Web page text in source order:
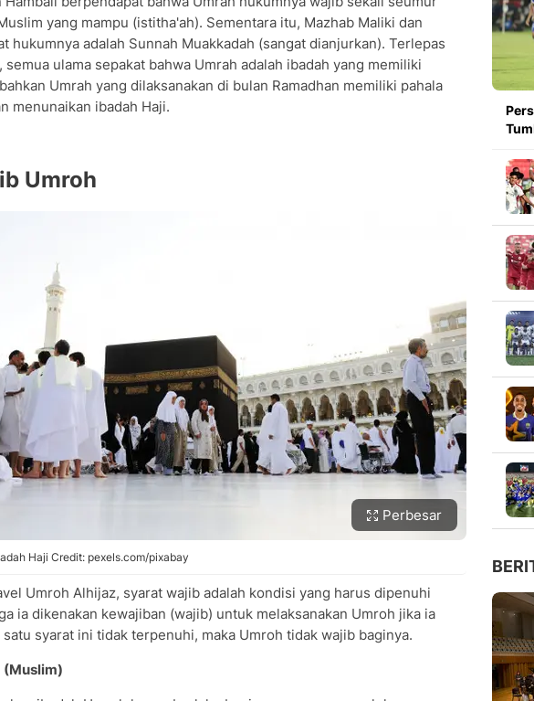
yang mampu (istitha'ah). Sementara itu, Mazhab Maliki dan
hukumnya adalah Sunnah Muakkadah (sangat dianjurkan). Terlepas
ulama sepakat bahwa Umrah adalah ibadah yang memiliki
Umrah yang dilaksanakan di bulan Ramadhan memiliki pahala
menunaikan ibadah Haji.
Umroh
Perbesar
Haji Credit: pexels.com/pixabay
Umroh Alhijaz, syarat wajib adalah kondisi yang harus dipenuhi
ia dikenakan kewajiban (wajib) untuk melaksanakan Umroh jika ia
satu syarat ini tidak terpenuhi, maka Umroh tidak wajib baginya.
(Muslim)